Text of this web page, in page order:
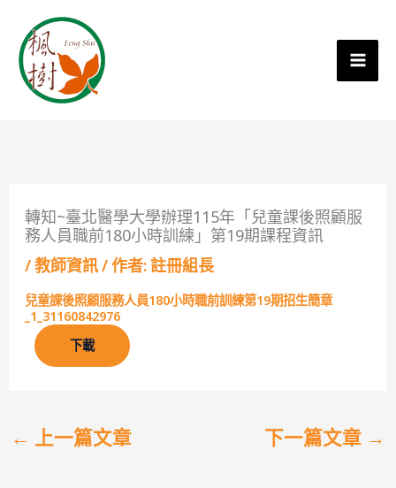
轉知~臺北醫學大學辦理115年「兒童課後照顧服
務人員職前180小時訓練」第19期課程資訊
/教師資訊/ 作者:註冊組長
兒童課後照顧服務人員180小時職前訓練第19期招生簡章
_1_31160842976
下載
← 上一篇文章 下一篇文章 →